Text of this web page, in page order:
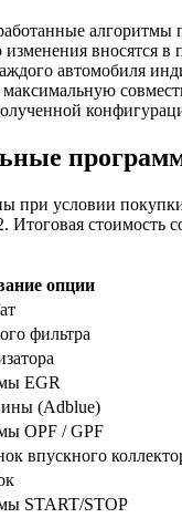
алгоритмы
вносятся в
автомобиля
максимальную
при условии
Итоговая стоимость
опции
фильтра
EGR
(Adblue)
OPF / GPF
впускного
START/STOP